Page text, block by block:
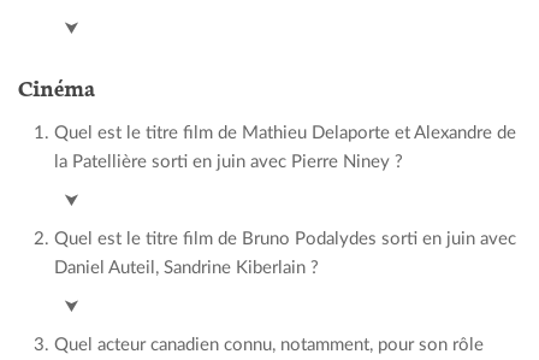
Françoise Hardy
⮟
Cinéma
Quel est le titre film de Mathieu Delaporte et Alexandre de
la Patellière sorti en juin avec Pierre Niney ?
Le comte de Monte Cristo
⮟
Quel est le titre film de Bruno Podalydes sorti en juin avec
Daniel Auteil, Sandrine Kiberlain ?
La petite vadrouille
⮟
Quel acteur canadien connu, notamment, pour son rôle